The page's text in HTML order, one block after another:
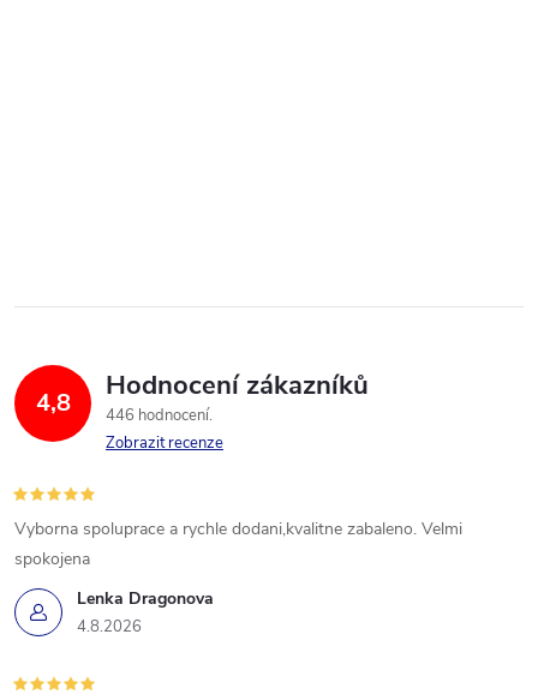
4,8 Hodnocení zákazníků
446 hodnocení
Zobrazit recenze
Lenka Dragonova
4.8.2026
Vyborna spoluprace a rychle dodani,kvalitne zabaleno. Velmi
spokojena